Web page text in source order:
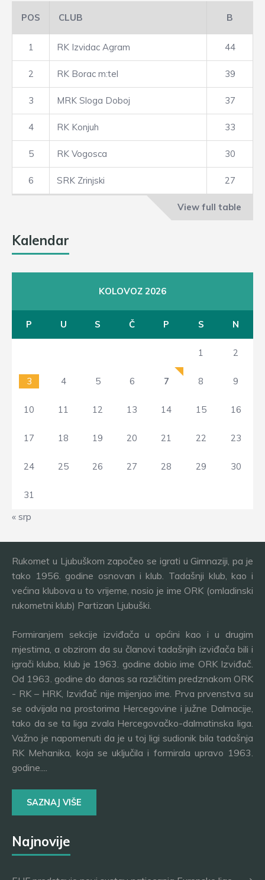
POS CLUB B
1 RK Izvidac Agram 44
2 RK Borac m:tel 39
3 MRK Sloga Doboj 37
4 RK Konjuh 33
5 RK Vogosca 30
6 SRK Zrinjski 27
View full table
Kalendar
KOLOVOZ 2026
P U S Č P S N
1 2
3 4 5 6 7 8 9
10 11 12 13 14 15 16
17 18 19 20 21 22 23
24 25 26 27 28 29 30
31
« srp
Rukomet u Ljubuškom započeo se igrati u Gimnaziji, pa je
tako 1956. godine osnovan i klub. Tadašnji klub, kao i
većina klubova u to vrijeme, nosio je ime ORK (omladinski
rukometni klub) Partizan Ljubuški.
Formiranjem sekcije izviđača u općini kao i u drugim
mjestima, a obzirom da su članovi tadašnjih izviđača bili i
igrači kluba, klub je 1963. godine dobio ime ORK Izviđač.
Od 1963. godine do danas sa različitim predznakom ORK
- RK – HRK, Izviđač nije mijenjao ime. Prva prvenstva su
se odvijala na prostorima Hercegovine i južne Dalmacije,
tako da se ta liga zvala Hercegovačko-dalmatinska liga.
Važno je napomenuti da je u toj ligi sudionik bila tadašnja
RK Mehanika, koja se uključila i formirala upravo 1963.
godine....
SAZNAJ VIŠE
Najnovije